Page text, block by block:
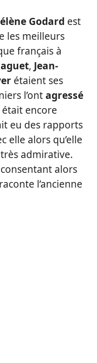
Godard est
les meilleurs
français à
, Jean-
étaient ses
l’ontagressé
était encore
eu des rapports
elle alors qu’elle
très admirative.
alors
l’ancienne